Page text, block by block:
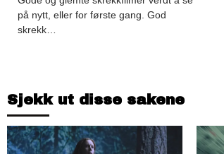
på nytt, eller for første gang. God
skrekk…
Sjekk ut disse sakene